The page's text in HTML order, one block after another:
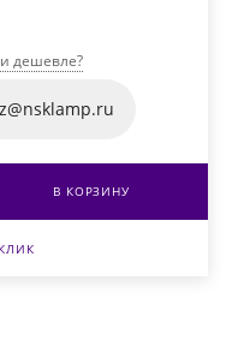
дешевле?
В КОРЗИНУ